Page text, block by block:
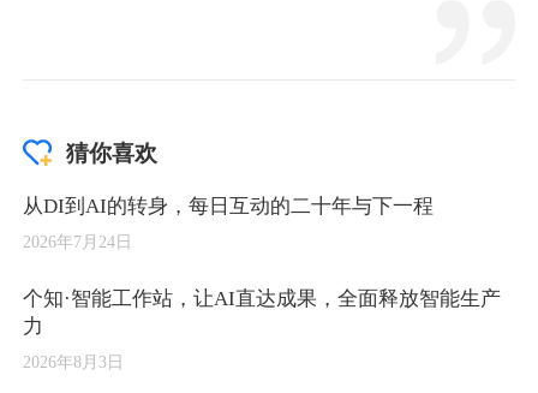
猜你喜欢
从DI到AI的转身，每日互动的二十年与下一程
2026年7月24日
个知·智能工作站，让AI直达成果，全面释放智能生产
力
2026年8月3日